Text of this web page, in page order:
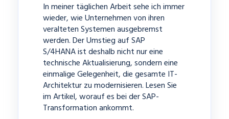
In meiner täglichen Arbeit sehe ich immer
wieder, wie Unternehmen von ihren
veralteten Systemen ausgebremst
werden. Der Umstieg aufSAP
S/4HANAist deshalb nicht nur eine
technische Aktualisierung, sondern eine
einmalige Gelegenheit, die gesamte IT-
Architektur zu modernisieren. Lesen Sie
im Artikel, worauf es bei der SAP-
Transformation ankommt.